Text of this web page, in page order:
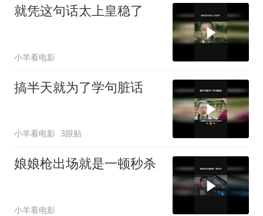
就凭这句话太上皇稳了
小羊看电影
搞半天就为了学句脏话
小羊看电影 3跟贴
娘娘枪出场就是一顿秒杀
小羊看电影